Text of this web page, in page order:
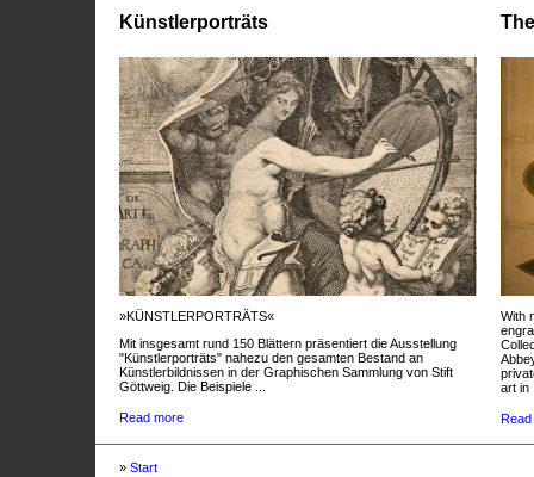
Künstlerporträts
»KÜNSTLERPORTRÄTS«
Mit insgesamt rund 150 Blättern präsentiert die Ausstellung
"Künstlerporträts" nahezu den gesamten Bestand an
Künstlerbildnissen in der Graphischen Sammlung von Stift
Göttweig. Die Beispiele ...
Read more
With
art in
» Start